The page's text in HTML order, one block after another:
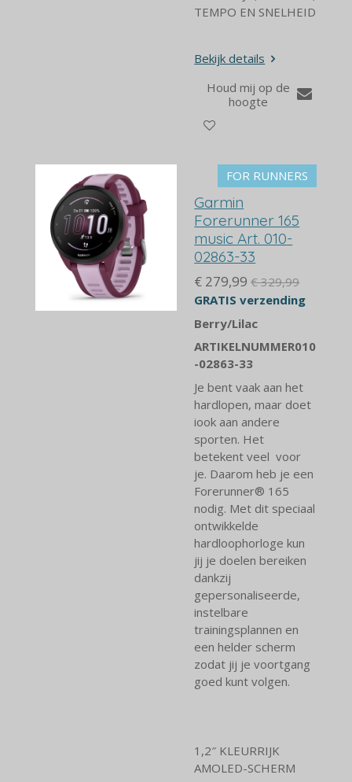
TEMPO EN SNELHEID
Bekijk details
Houd mij op de
hoogte
FOR RUNNERS
Garmin
Forerunner 165
music Art. 010-
02863-33
€ 279,99 € 329,99
GRATIS verzending
Berry/Lilac
ARTIKELNUMMER010
-02863-33
Je bent vaak aan het
hardlopen, maar doet
iook aan andere
sporten. Het
betekent veel voor
je. Daarom heb je een
Forerunner® 165
nodig. Met dit speciaal
ontwikkelde
hardloophorloge kun
jij je doelen bereiken
dankzij
gepersonaliseerde,
instelbare
trainingsplannen en
een helder scherm
zodat jij je voortgang
goed kunt volgen.
1,2″ KLEURRIJK
AMOLED-SCHERM